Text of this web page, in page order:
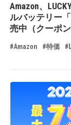
Amazon、
ルバッテリー「
売中（クーポン
#Amazon #特価